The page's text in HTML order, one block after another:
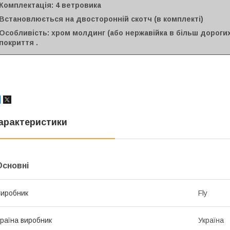
Комплектація: 4 ветровика
Встановлюється на двосторонній скотч (в комплекті)
Особливість: хром молдинг (або нержавійка в більш
покриття .
Fly
виробник Україна